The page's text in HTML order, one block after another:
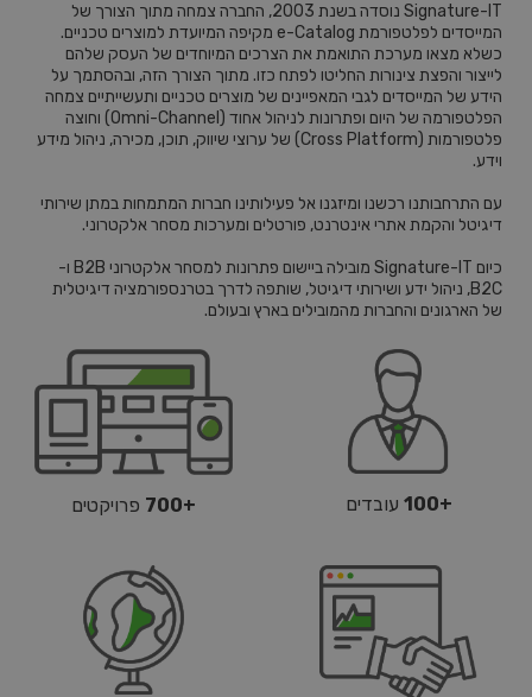
Signature-IT נוסדה בשנת 2003, החברה צמחה מתוך הצורך של
המייסדים לפלטפורמת e-Catalog מקיפה המיועדת למוצרים טכניים.
כשלא מצאו מערכת התואמת את הצרכים המיוחדים של העסק שלהם
לייצור והפצת צינורות החליטו לפתח כזו. מתוך הצורך הזה, ובהסתמך על
הידע של המייסדים לגבי המאפיינים של מוצרים טכניים ותעשייתיים צמחה
הפלטפורמה של היום ופתרונות לניהול אחוד (Omni-Channel) וחוצה
פלטפורמות (Cross Platform) של ערוצי שיווק, תוכן, מכירה, ניהול מידע
וידע.
עם התרחבותנו רכשנו ומיזגנו אל פעילותינו חברות המתמחות במתן שירותי
דיגיטל והקמת אתרי אינטרנט, פורטלים ומערכות מסחר אלקטרוני.
כיום Signature-IT מובילה ביישום פתרונות למסחר אלקטרוני B2B ו-
B2C, ניהול ידע ושירותי דיגיטל, שותפה לדרך בטרנספורמציה דיגיטלית
של הארגונים והחברות מהמובילים בארץ ובעולם.
+100 עובדים +700 פרויקטים